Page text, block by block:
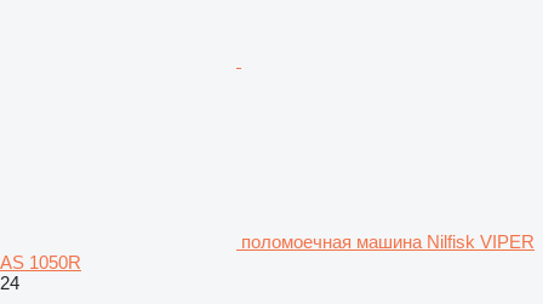
поломоечная машина Nilfisk VIPER
AS 1050R
24